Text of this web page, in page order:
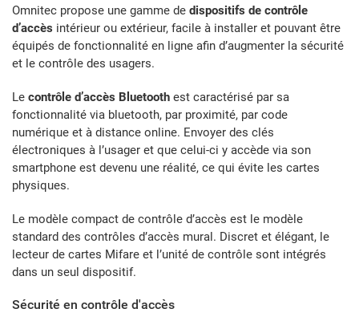
Omnitec propose une gamme de dispositifs de contrôle
d’accès intérieur ou extérieur, facile à installer et pouvant être
équipés de fonctionnalité en ligne afin d’augmenter la sécurité
et le contrôle des usagers.
Le contrôle d’accès Bluetooth est caractérisé par sa
fonctionnalité via bluetooth, par proximité, par code
numérique et à distance online. Envoyer des clés
électroniques à l’usager et que celui-ci y accède via son
smartphone est devenu une réalité, ce qui évite les cartes
physiques.
Le modèle compact de contrôle d’accès est le modèle
standard des contrôles d’accès mural. Discret et élégant, le
lecteur de cartes Mifare et l’unité de contrôle sont intégrés
dans un seul dispositif.
Sécurité en contrôle d'accès